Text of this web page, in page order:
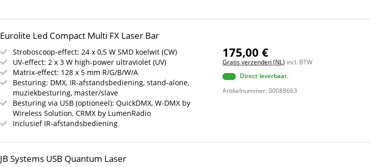
Eurolite Led Compact Multi FX Laser Bar
Stroboscoop-effect: 24 x 0,5 W SMD koelwit (CW)
UV-effect: 2 x 3 W high-power ultraviolet (UV)
Matrix-effect: 128 x 5 mm R/G/B/W/A
Besturing: DMX, IR-afstandsbediening, stand-alone,
muziekbesturing, master/slave
Besturing via USB (optioneel): QuickDMX, W-DMX by
Wireless Solution, CRMX by LumenRadio
Inclusief IR-afstandsbediening
175,00 €
Gratis verzenden (NL) incl. BTW
Direct leverbaar.
Artikelnummer: 00088663
JB Systems USB Quantum Laser